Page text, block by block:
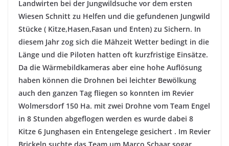
Landwirten bei der Jungwildsuche vor dem ersten
Wiesen Schnitt zu Helfen und die gefundenen Jungwild
Stücke ( Kitze,Hasen,Fasan und Enten) zu Sichern. In
diesem Jahr zog sich die Mähzeit Wetter bedingt in die
Länge und die Piloten hatten oft kurzfristige Einsätze.
Da die Wärmebildkameras aber eine hohe Auflösung
haben können die Drohnen bei leichter Bewölkung
auch den ganzen Tag fliegen so konnten im Revier
Wolmersdorf 150 Ha. mit zwei Drohne vom Team Engel
in 8 Stunden abgeflogen werden es wurde dabei 8
Kitze 6 Junghasen ein Entengelege gesichert . Im Revier